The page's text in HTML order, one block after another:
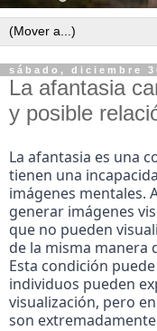
sábado, diciembre
La afantasia
y posible
La afantasia es una
tienen una
imágenes mentales.
generar imágenes
que no pueden
de la misma manera
Esta condición
individuos pueden
visualización, pero
son